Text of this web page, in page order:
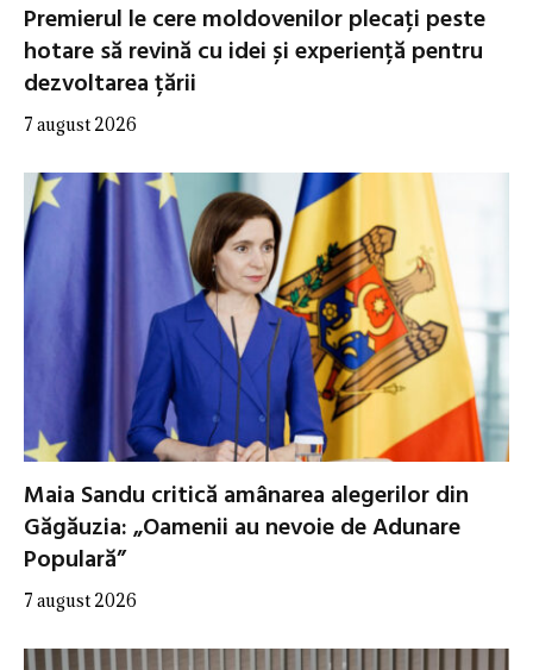
Premierul le cere moldovenilor plecați peste
hotare să revină cu idei și experiență pentru
dezvoltarea țării
7 august 2026
Maia Sandu critică amânarea alegerilor din
Găgăuzia: „Oamenii au nevoie de Adunare
Populară”
7 august 2026